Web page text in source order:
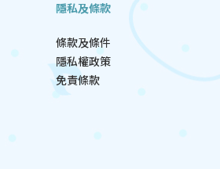
隱私及條款
條款及條件
隱私權政策
免責條款